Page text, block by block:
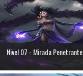
Nivel 07 - Mirada Penetrante